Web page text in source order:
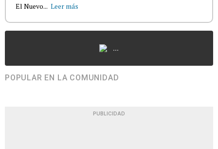
El Nuevo... Leer más
...
POPULAR EN LA COMUNIDAD
PUBLICIDAD